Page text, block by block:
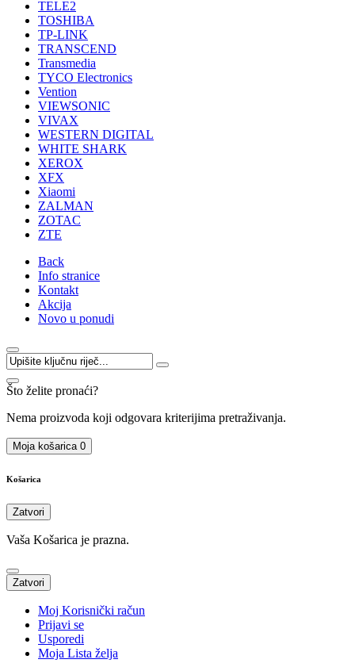
TELE2
TOSHIBA
TP-LINK
TRANSCEND
Transmedia
TYCO Electronics
Vention
VIEWSONIC
VIVAX
WESTERN DIGITAL
WHITE SHARK
XEROX
XFX
Xiaomi
ZALMAN
ZOTAC
ZTE
Back
Info stranice
Kontakt
Akcija
Novo u ponudi
Što želite pronaći?
Nema proizvoda koji odgovara kriterijima pretraživanja.
Moja košarica 0
Košarica
Zatvori
Vaša Košarica je prazna.
Zatvori
Moj Korisnički račun
Prijavi se
Usporedi
Moja Lista želja